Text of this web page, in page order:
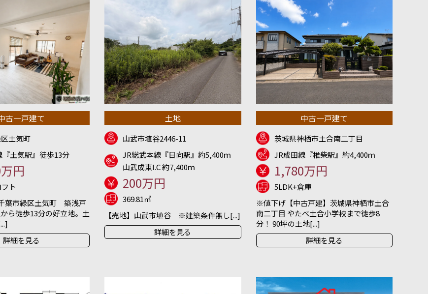
古一戸建て
土気町
『土気駅』徒歩13分
円
ト
葉市緑区土気町 築浅戸
ら徒歩13分の好立地。土
詳細を見る
土地
山武市埴谷2446-11
JR総武本線『日向駅』約5,400ｍ
山武成東I.C 約7,400ｍ
200万円
369.81㎡
【売地】山武市埴谷 ※建築条件無し[...]
詳細を見る
中古一戸建て
茨城県神栖市土合南二丁目
JR成田線『椎柴駅』約4,400ｍ
1,780万円
5LDK+倉庫
※値下げ【中古戸建】茨城県神栖市土合
南二丁目 やたべ土合小学校まで徒歩8
分！ 90坪の土地[...]
詳細を見る